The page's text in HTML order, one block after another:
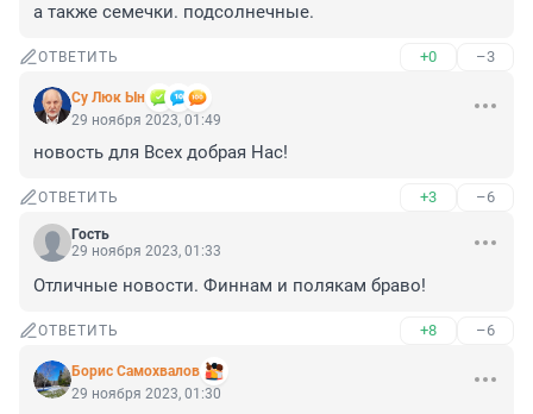
а также семечки. подсолнечные.
ОТВЕТИТЬ +0 –3
Су Люк Ын
29 ноября 2023, 01:49
новость для Всех добрая Нас!
ОТВЕТИТЬ +3 –6
Гость
29 ноября 2023, 01:33
Отличные новости. Финнам и полякам браво!
ОТВЕТИТЬ +8 –6
Борис Самохвалов
29 ноября 2023, 01:30